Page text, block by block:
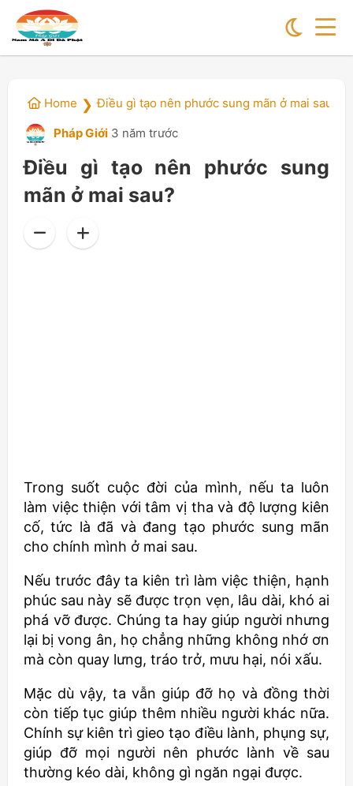
Home ❯ Điều gì tạo nên phước sung mãn ở mai sau?
Pháp Giới 3 năm trước
Điều gì tạo nên phước sung
mãn ở mai sau?
Trong suốt cuộc đời của mình, nếu ta luôn
làm việc thiện với tâm vị tha và độ lượng kiên
cố, tức là đã và đang tạo phước sung mãn
cho chính mình ở mai sau.
Nếu trước đây ta kiên trì làm việc thiện, hạnh
phúc sau này sẽ được trọn vẹn, lâu dài, khó ai
phá vỡ được. Chúng ta hay giúp người nhưng
lại bị vong ân, họ chẳng những không nhớ ơn
mà còn quay lưng, tráo trở, mưu hại, nói xấu.
Mặc dù vậy, ta vẫn giúp đỡ họ và đồng thời
còn tiếp tục giúp thêm nhiều người khác nữa.
Chính sự kiên trì gieo tạo điều lành, phụng sự,
giúp đỡ mọi người nên phước lành về sau
thường kéo dài, không gì ngăn ngại được.